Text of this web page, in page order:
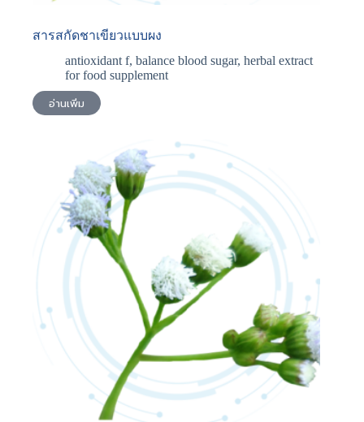
สารสกัดชาเขียวแบบผง
antioxidant f, balance blood sugar, herbal extract
for food supplement
อ่านเพิ่ม